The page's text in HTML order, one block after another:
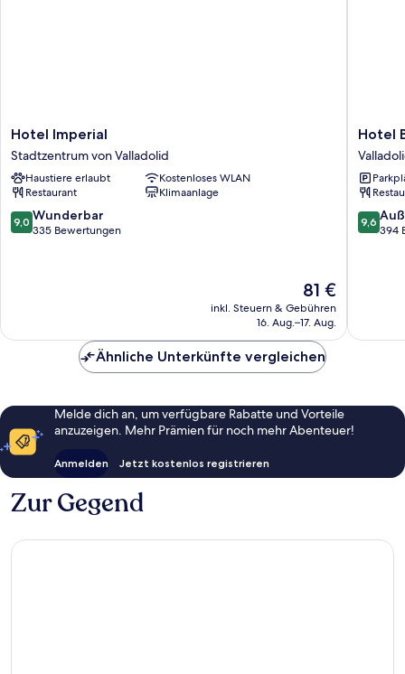
Hotel
Imperial
Stadtzentrum
von
Valladolid
Hotel Imperial
Stadtzentrum von Valladolid
Haustiere erlaubt
Kostenloses WLAN
Restaurant
Klimaanlage
9.0
von
9,0 Wunderbar
335 Bewertungen
Der
Preis
beträgt
81 €
inkl. Steuern & Gebühren
16. Aug.–17. Aug.
Hotel
Gareus
Hotel
9.6
von
9,6
394
Ähnliche Unterkünfte vergleichen
Melde dich an, um verfügbare Rabatte und Vorteile
anzuzeigen. Mehr Prämien für noch mehr Abenteuer!
Anmelden Jetzt kostenlos registrieren
Zur Gegend